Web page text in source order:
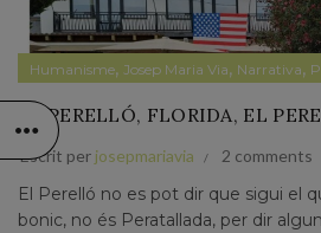
Humanisme, Josep Maria Via, Narrativa,
EL PERELLÓ, FLORIDA, EL
Escrit per josepmariavia 2 comments
El Perelló no es pot dir que sigui el
bonic, no és Peratallada, per dir